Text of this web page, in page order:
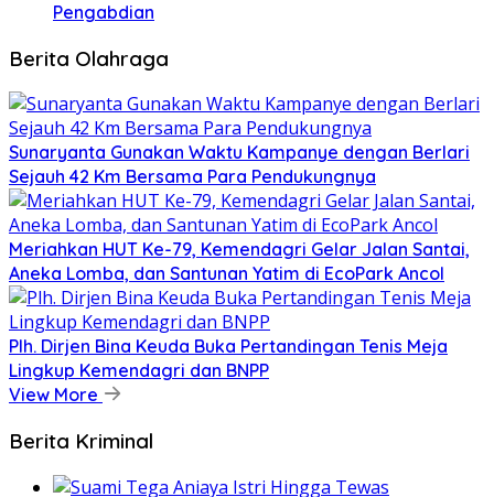
Pengabdian
Berita Olahraga
Sunaryanta Gunakan Waktu Kampanye dengan Berlari
Sejauh 42 Km Bersama Para Pendukungnya
Meriahkan HUT Ke-79, Kemendagri Gelar Jalan Santai,
Aneka Lomba, dan Santunan Yatim di EcoPark Ancol
Plh. Dirjen Bina Keuda Buka Pertandingan Tenis Meja
Lingkup Kemendagri dan BNPP
View More
Berita Kriminal